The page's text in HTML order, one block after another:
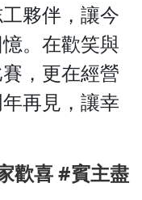
夥伴，讓今
。在歡笑與
，更在經營
再見，讓幸
歡喜#賓主盡